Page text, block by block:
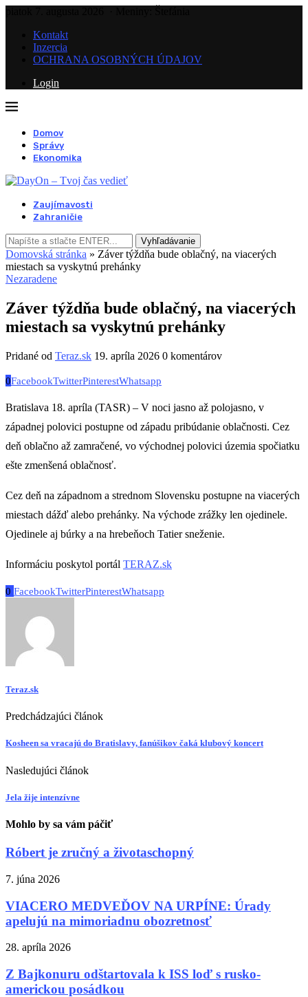
Kontakt
Inzercia
OCHRANA OSOBNÝCH ÚDAJOV
Login
Domov
Správy
Ekonomika
Zaujímavosti
Zahraničie
Vyhľadávanie
Domovská stránka » Záver týždňa bude oblačný, na viacerých
miestach sa vyskytnú prehánky
Nezaradene
Záver týždňa bude oblačný, na viacerých
miestach sa vyskytnú prehánky
Pridané od Teraz.sk 19. apríla 2026 0 komentárov
0FacebookTwitterPinterestWhatsapp
Bratislava 18. apríla (TASR) – V noci jasno až polojasno, v
západnej polovici postupne od západu pribúdanie oblačnosti. Cez
deň oblačno až zamračené, vo východnej polovici územia spočiatku
ešte zmenšená oblačnosť.
Cez deň na západnom a strednom Slovensku postupne na viacerých
miestach dážď alebo prehánky. Na východe zrážky len ojedinele.
Ojedinele aj búrky a na hrebeňoch Tatier sneženie.
Informáciu poskytol portál TERAZ.sk
0 FacebookTwitterPinterestWhatsapp
Teraz.sk
Predchádzajúci článok
Kosheen sa vracajú do Bratislavy, fanúšikov čaká klubový koncert
Nasledujúci článok
Jela žije intenzívne
Mohlo by sa vám páčiť
Róbert je zručný a životaschopný
7. júna 2026
VIACERO MEDVEĎOV NA URPÍNE: Úrady
apelujú na mimoriadnu obozretnosť
28. apríla 2026
Z Bajkonuru odštartovala k ISS loď s rusko-
americkou posádkou